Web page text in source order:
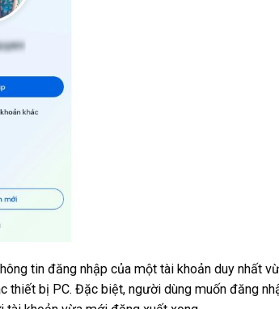
tin đăng nhập của một tài khoản duy nhất
thiết bị PC. Đặc biệt, người dùng muốn đăng